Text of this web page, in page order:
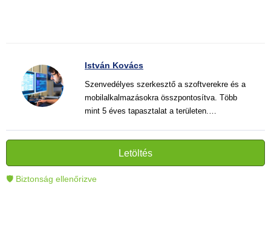
István Kovács
Szenvedélyes szerkesztő a szoftverekre és a
mobilalkalmazásokra összpontosítva. Több
mint 5 éves tapasztalat a területen.
és informatív szövegek alkotója, amelyek
segítik az olvasókat a modern technológia jobb
megértésében és használatában.
Letöltés
🛡 Biztonság ellenőrizve